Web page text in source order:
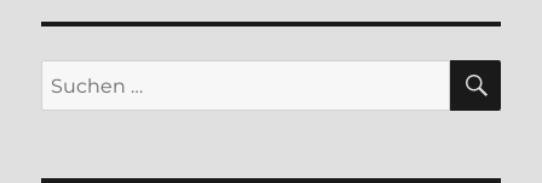
Suchen
nach: